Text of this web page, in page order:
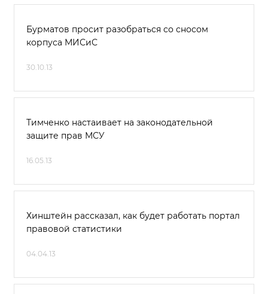
Бурматов просит разобраться со сносом
корпуса МИСиС
30.10.13
Тимченко настаивает на законодательной
защите прав МСУ
16.05.13
Хинштейн рассказал, как будет работать портал
правовой статистики
04.04.13